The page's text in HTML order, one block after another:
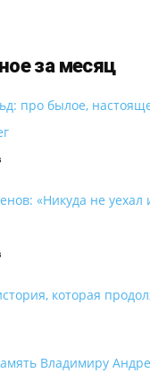
за месяц
про былое,
«Никуда не уехал
которая
Владимиру